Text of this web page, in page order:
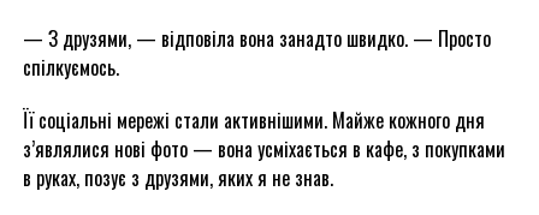
— З друзями, — відповіла вона занадто швидко. — Просто
спілкуємось.
Її соціальні мережі стали активнішими. Майже кожного дня
з’являлися нові фото — вона усміхається в кафе, з покупками
в руках, позує з друзями, яких я не знав.